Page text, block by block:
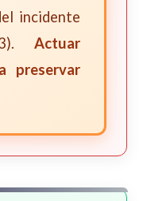
incidente
Actuar
preservar